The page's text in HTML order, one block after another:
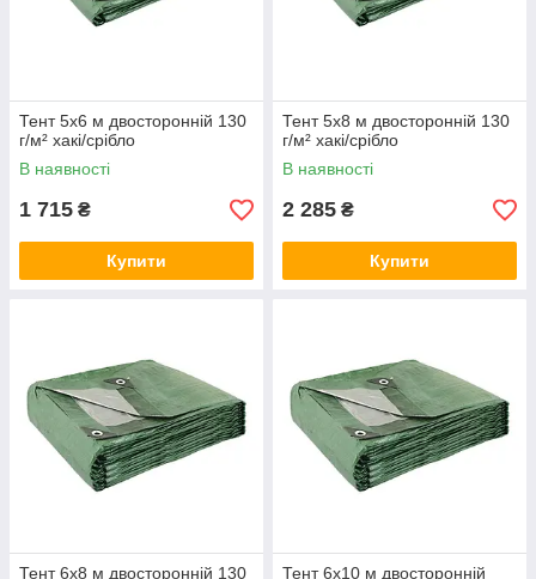
Тент 5х6 м двосторонній 130
г/м² хакі/срібло
В наявності
1 715 ₴
Купити
Тент 5х8 м двосторонній 130
г/м² хакі/срібло
В наявності
2 285 ₴
Купити
Тент 6х8 м двосторонній 130
Тент 6х10 м двосторонній